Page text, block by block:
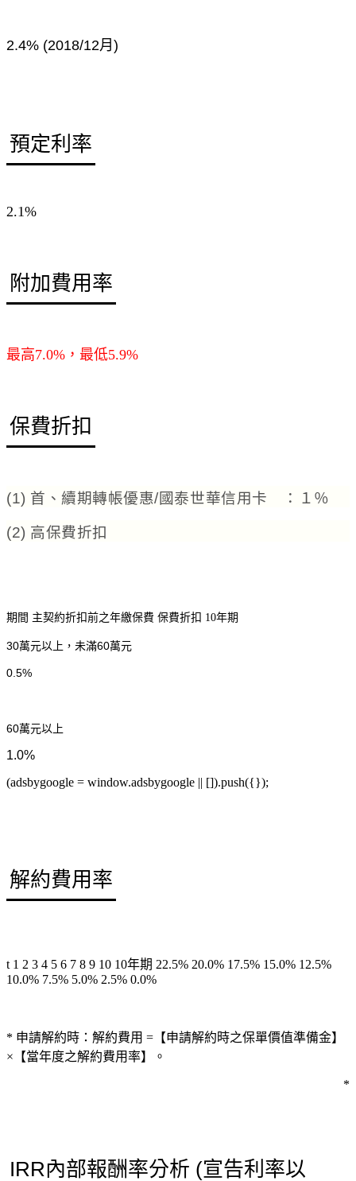
2.4% (2018/12月 )
預定利率
2.1%
附加費用率
最高7.0%，最低5.9%
保費折扣
(1) 首、續期轉帳優惠/國泰世華信用卡 ：１％
(2) 高保費折扣
期間 主契約折扣前之年繳保費 保費折扣 10年期
30萬元以上，未滿60萬元
0.5%
60萬元以上
1.0%
(adsbygoogle = window.adsbygoogle || []).push({});
解約費用率
t 1 2 3 4 5 6 7 8 9 10 10年期 22.5% 20.0% 17.5% 15.0% 12.5%
10.0% 7.5% 5.0% 2.5% 0.0%
* 申請解約時：解約費用 =【申請解約時之保單價值準備金】
×【當年度之解約費用率】。
*
IRR內部報酬率分析 (宣告利率以